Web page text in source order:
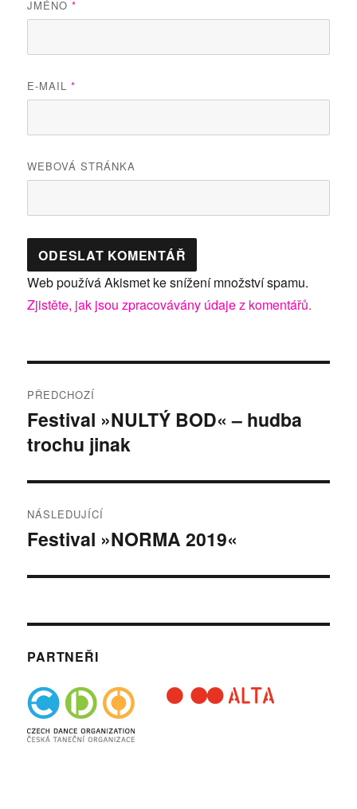
JMÉNO*
E-MAIL*
WEBOVÁ STRÁNKA
Web používá Akismet ke snížení množství spamu.
Zjistěte, jak jsou zpracovávány údaje z komentářů.
pro
příspěvek
PŘEDCHOZÍ
Předchozí
příspěvek:
Festival »NULTÝ BOD« – hudba
trochu jinak
NÁSLEDUJÍCÍ
Následující
Festival »NORMA 2019«
PARTNEŘI